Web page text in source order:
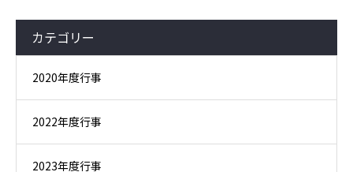
カテゴリー
2020年度行事
2022年度行事
2023年度行事